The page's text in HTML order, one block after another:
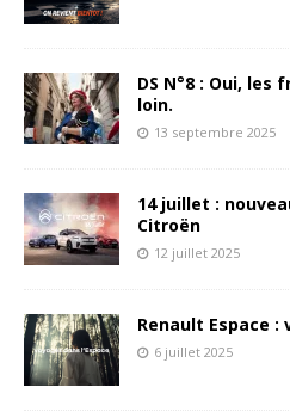
DS N°8 : Oui,
loin.
13 septembre 2025
14 juillet :
Citroën
12 juillet 2025
Renault Espace
6 juillet 2025